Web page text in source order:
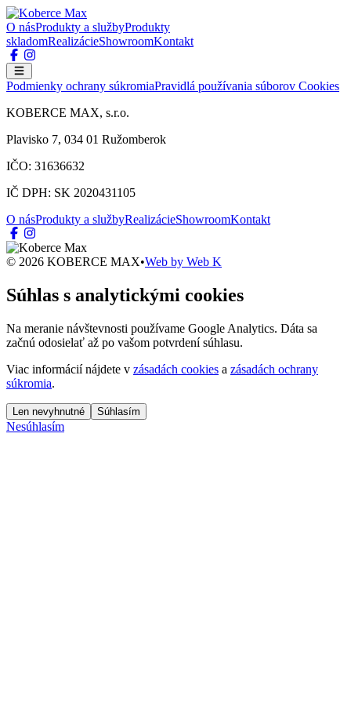
O násProdukty a službyProdukty
skladomRealizácieShowroomKontakt
Podmienky ochrany súkromiaPravidlá používania súborov Cookies
KOBERCE MAX, s.r.o.
Plavisko 7, 034 01 Ružomberok
IČO: 31636632
IČ DPH: SK 2020431105
O násProdukty a službyRealizácieShowroomKontakt
© 2026 KOBERCE MAX•Web by Web K
Súhlas s analytickými cookies
Na meranie návštevnosti používame Google Analytics. Dáta sa
začnú odosielať až po vašom potvrdení súhlasu.
Viac informácií nájdete v zásadách cookies a zásadách ochrany
súkromia.
Len nevyhnutné Súhlasím
Nesúhlasím